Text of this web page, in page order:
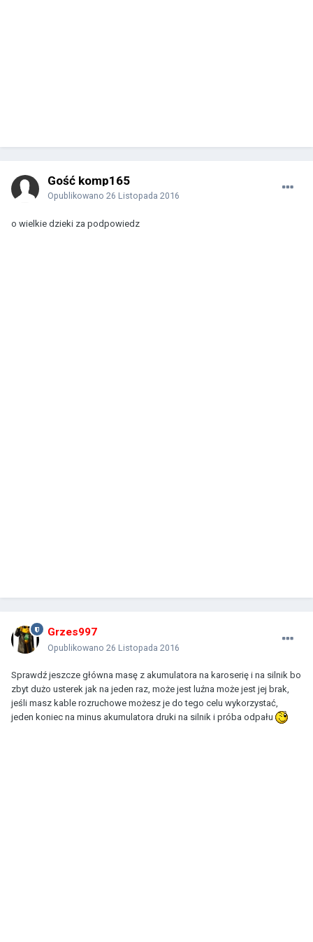
Gość komp165
Opublikowano 26 Listopada 2016
o wielkie dzieki za podpowiedz
Grzes997
Opublikowano 26 Listopada 2016
Sprawdź jeszcze główna masę z akumulatora na karoserię i na silnik bo
zbyt dużo usterek jak na jeden raz, może jest luźna może jest jej brak,
jeśli masz kable rozruchowe możesz je do tego celu wykorzystać,
jeden koniec na minus akumulatora druki na silnik i próba odpału